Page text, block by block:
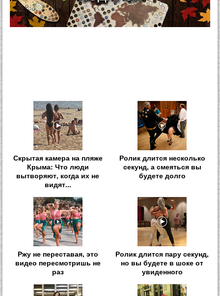
Скрытая камера на пляже
Крыма: Что люди
вытворяют, когда их не
видят...
Ролик длится несколько
секунд, а смеяться вы
будете долго
Ржу не переставая, это
видео пересмотришь не
раз
Ролик длится пару секунд,
но вы будете в шоке от
увиденного